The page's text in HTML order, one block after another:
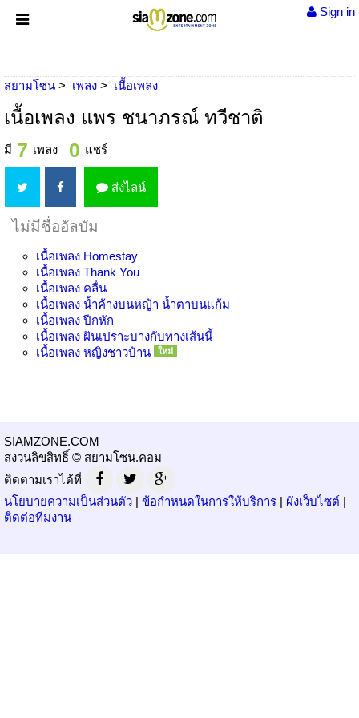
Sign in
สยามโซน เพลง เนื้อเพลง
เนื้อเพลง แพร ชนาภรณ์ ทวีชาติ
มี 7 เพลง 0 แชร์
ส่งไลน์
ไม่มีชื่ออัลบัม
เนื้อเพลง Homestay
เนื้อเพลง Thank You
เนื้อเพลง คลื่น
เนื้อเพลง น้ำค้างบนหญ้า น้ำตาบนแก้ม
เนื้อเพลง ปีกหัก
เนื้อเพลง ฝันเปราะบางกับทางเส้นนี้
เนื้อเพลง หญิงชาวบ้าน ใหม่
SIAMZONE.COM
สงวนลิขสิทธิ์ © สยามโซน.คอม
ติดตามเราได้ที่
นโยบายความเป็นส่วนตัว | ข้อกำหนดในการให้บริการ | ผังเว็บไซต์ |
ติดต่อทีมงาน